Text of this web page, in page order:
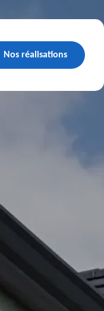
Nos réalisations